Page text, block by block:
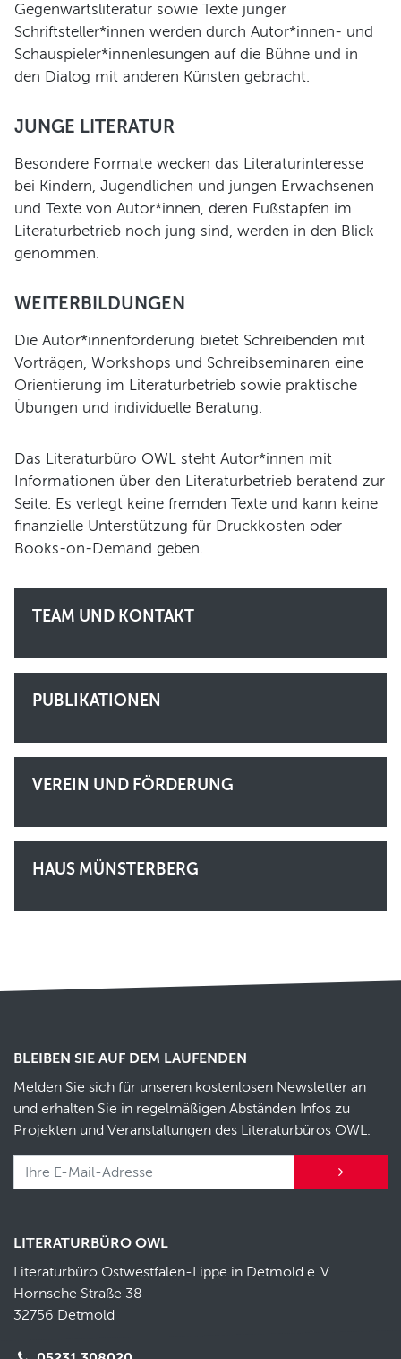
Informiert bleiben
Presse
Häufige Fragen
ARCHIV
Programm
Gegenwartsliteratur sowie Texte junger
Schriftsteller*innen werden durch Autor*innen- und
Schauspieler*innenlesungen auf die Bühne und in
den Dialog mit anderen Künsten gebracht.
JUNGE LITERATUR
Besondere Formate wecken das Literaturinteresse
bei Kindern, Jugendlichen und jungen Erwachsenen
und Texte von Autor*innen, deren Fußstapfen im
Literaturbetrieb noch jung sind, werden in den Blick
genommen.
WEITERBILDUNGEN
Die Autor*innenförderung bietet Schreibenden mit
Vorträgen, Workshops und Schreibseminaren eine
Orientierung im Literaturbetrieb sowie praktische
Übungen und individuelle Beratung.
Das Literaturbüro OWL steht Autor*innen mit
Informationen über den Literaturbetrieb beratend zur
Seite. Es verlegt keine fremden Texte und kann keine
finanzielle Unterstützung für Druckkosten oder
Books-on-Demand geben.
TEAM UND KONTAKT
PUBLIKATIONEN
VEREIN UND FÖRDERUNG
HAUS MÜNSTERBERG
BLEIBEN SIE AUF DEM LAUFENDEN
Melden Sie sich für unseren kostenlosen Newsletter an
und erhalten Sie in regelmäßigen Abständen Infos zu
Projekten und Veranstaltungen des Literaturbüros OWL.
LITERATURBÜRO OWL
Literaturbüro Ostwestfalen-Lippe in Detmold e.V.
Hornsche Straße 38
32756 Detmold